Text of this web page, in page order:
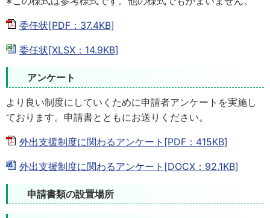
委任状[PDF：37.4KB]
委任状[XLSX：14.9KB]
アンケート
より良い制度にしていくために申請者アンケートを実施し
ております。申請書とともにお送りください。
外出支援制度に関わるアンケート[PDF：415KB]
外出支援制度に関わるアンケート[DOCX：92.1KB]
申請書類の設置場所